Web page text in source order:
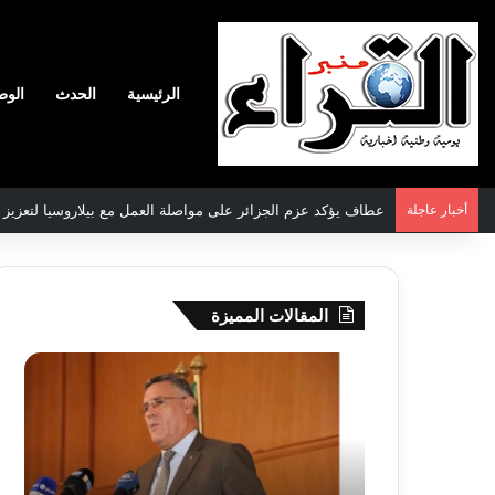
الرئيسية الحدث
أخبار عاجلة سعيود يشدد على إلزامية استكمال جميع عمليات تعويض متضرري
المقالات المميزة
عمل